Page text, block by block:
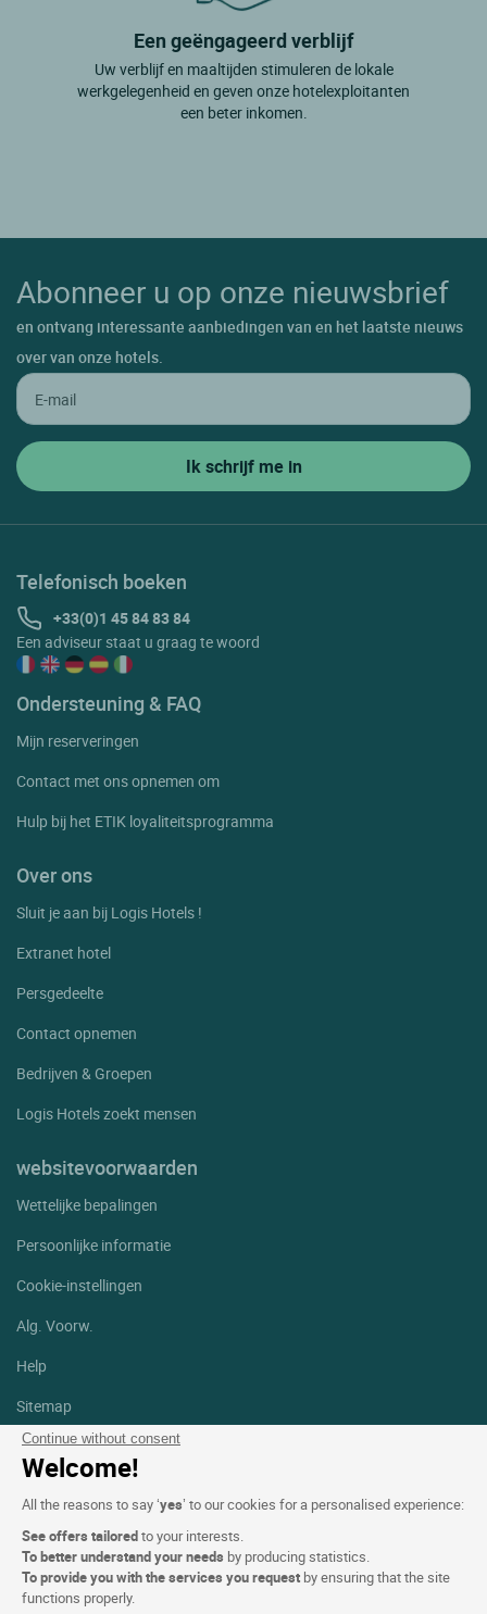
Continue without consent
Welcome!
All the reasons to say ‘yes’ to our cookies for a personalised experience:
See offers tailoredto your interests.
To better understand your needs by producing statistics.
To provide you with the services you request by ensuring that the site
functions properly.
Een geëngageerd verblijf
Uw verblijf en maaltijden stimuleren de lokale
werkgelegenheid en geven onze hotelexploitanten
een beter inkomen.
Abonneer u op onze nieuwsbrief
en ontvang interessante aanbiedingen van en het laatste nieuws
over van onze hotels.
Telefonisch boeken
+33(0)1 45 84 83 84
Een adviseur staat u graag te woord
Ondersteuning & FAQ
Mijn reserveringen
Contact met ons opnemen om
Hulp bij het ETIK loyaliteitsprogramma
Over ons
Sluit je aan bij Logis Hotels !
Extranet hotel
Persgedeelte
Contact opnemen
Bedrijven & Groepen
Logis Hotels zoekt mensen
websitevoorwaarden
Wettelijke bepalingen
Persoonlijke informatie
Cookie-instellingen
Alg. Voorw.
Help
Sitemap
Foto's
Instagram
Linkedin